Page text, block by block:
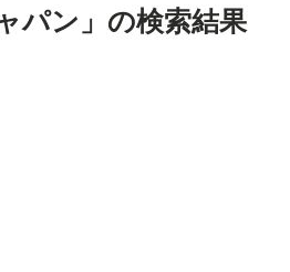
パン」の検索結果